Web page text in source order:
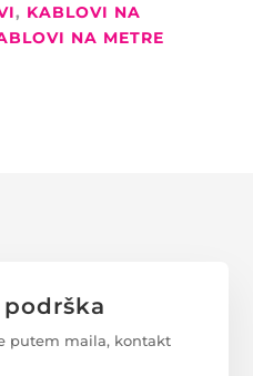
, KABLOVI NA
NA METRE
putem maila, kontakt